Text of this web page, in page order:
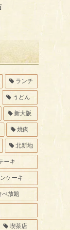
ランチ
うどん
新大阪
焼肉
北新地
ーキ
ケーキ
べ放題
喫茶店